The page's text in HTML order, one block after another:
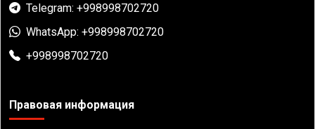
Telegram: +998998702720
WhatsApp: +998998702720
+998998702720
Правовая информация